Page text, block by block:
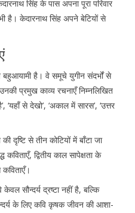
सिंह के पास अपना पूरा परिवार
है। केदारनाथ सिंह अपने बेटियों से
बहुआयामी है। वे समूचे युगीन संदर्भों से
प्रमुख काव्य रचनाएँ निम्नलिखित
‘यहाँ से देखो’, ‘अकाल में सारस’, ‘उत्तर
दृष्टि से तीन कोटियों में बाँटा जा
द्वितीय काल सापेक्षता के
सौन्दर्य द्रष्टा नहीं है, बल्कि
के लिए कवि कृषक जीवन की आशा-